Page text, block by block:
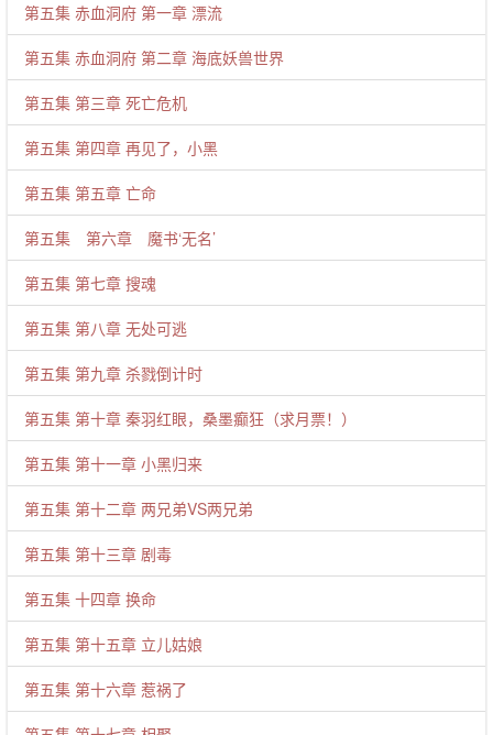
第五集 赤血洞府 第一章 漂流
第五集 赤血洞府 第二章 海底妖兽世界
第五集 第三章 死亡危机
第五集 第四章 再见了，小黑
第五集 第五章 亡命
第五集 第六章 魔书‘无名’
第五集 第七章 搜魂
第五集 第八章 无处可逃
第五集 第九章 杀戮倒计时
第五集 第十章 秦羽红眼，桑墨癫狂（求月票！）
第五集 第十一章 小黑归来
第五集 第十二章 两兄弟VS两兄弟
第五集 第十三章 剧毒
第五集 十四章 换命
第五集 第十五章 立儿姑娘
第五集 第十六章 惹祸了